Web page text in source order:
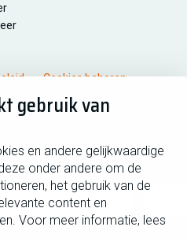
gebruik van
en andere gelijkwaardige
onder andere om de
het gebruik van de
content en
Voor meer informatie, lees
DNV iso/iec 27001
Cookies beheren